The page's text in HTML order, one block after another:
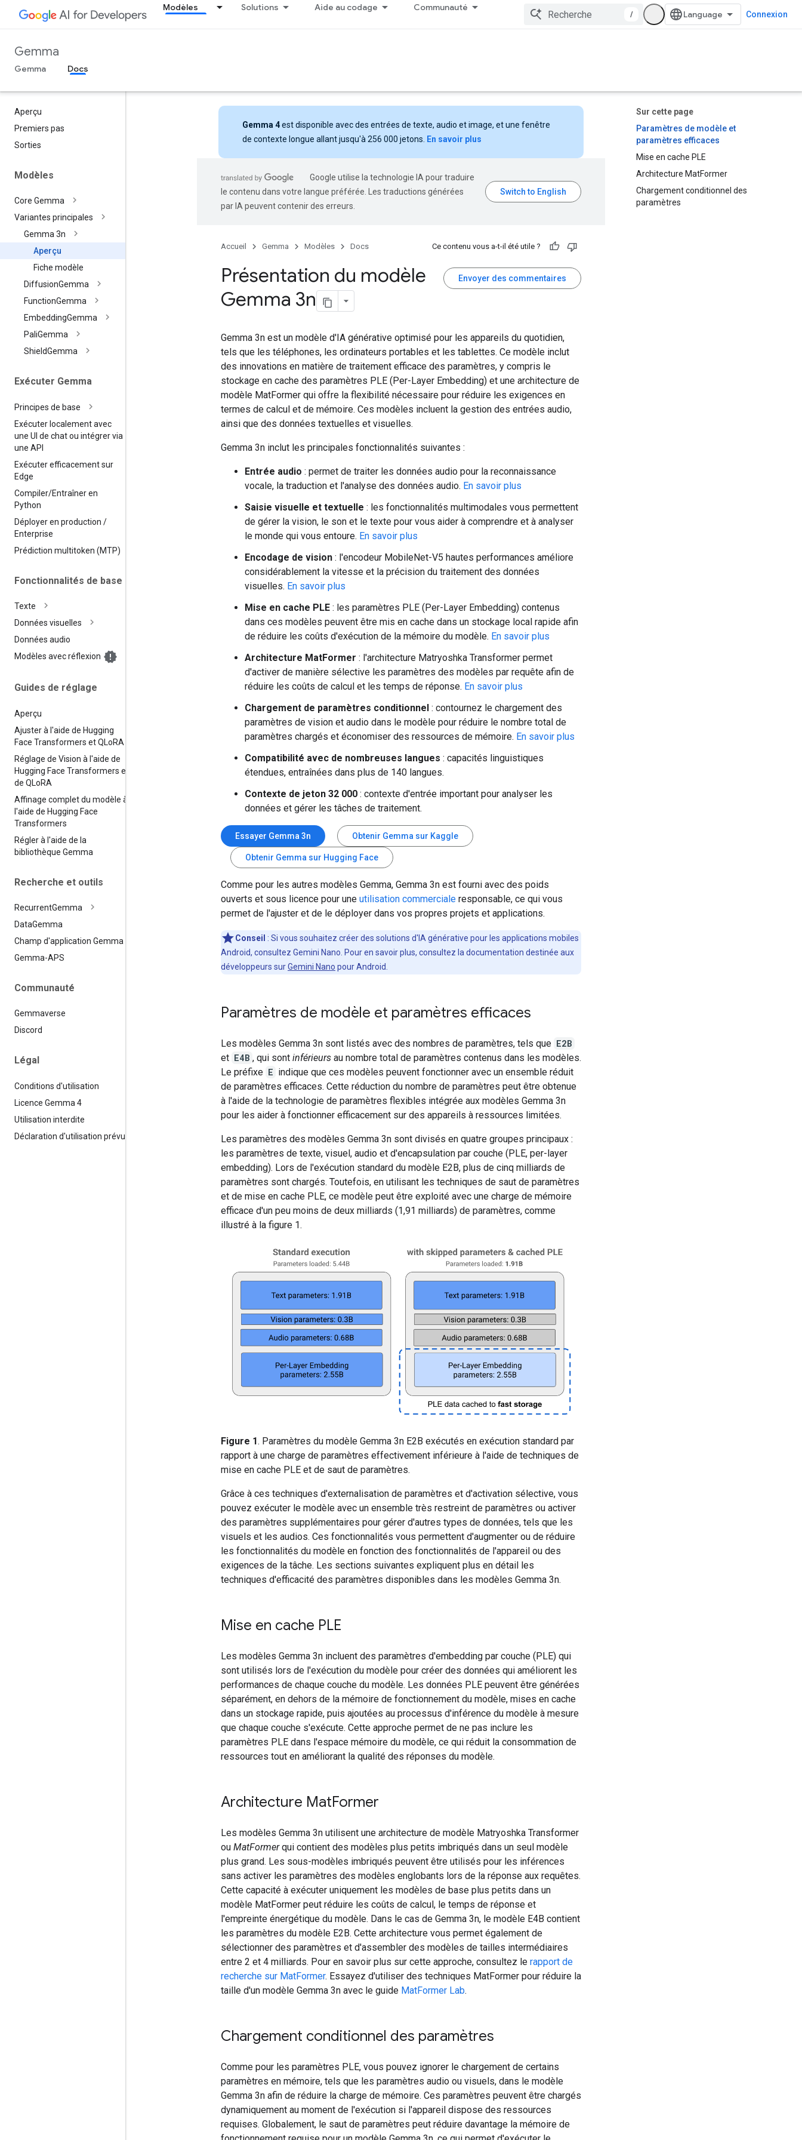
Modèles Solutions Aide au codage Communauté
/ Connexion
Gemma
Gemma Docs
Aperçu
Premiers pas
Sorties
Modèles
Core Gemma
Variantes principales
Gemma 3n
Aperçu
Fiche modèle
DiffusionGemma
FunctionGemma
EmbeddingGemma
PaliGemma
ShieldGemma
Exécuter Gemma
Principes de base
Exécuter localement avec
une UI de chat ou intégrer via
une API
Exécuter efficacement sur
Edge
Compiler/Entraîner en
Python
Déployer en production /
Enterprise
Prédiction multitoken (MTP)
Fonctionnalités de base
Texte
Données visuelles
Données audio
Modèles avec réflexion
Guides de réglage
Aperçu
Ajuster à l'aide de Hugging
Face Transformers et QLoRA
Réglage de Vision à l'aide de
Hugging Face Transformers et
de QLoRA
Affinage complet du modèle à
l'aide de Hugging Face
Transformers
Régler à l'aide de la
bibliothèque Gemma
Recherche et outils
RecurrentGemma
DataGemma
Champ d'application Gemma
Gemma-APS
Communauté
Gemmaverse
Discord
Légal
Conditions d'utilisation
Licence Gemma 4
Utilisation interdite
Déclaration d'utilisation prévue
Sur cette page
Paramètres de modèle et
paramètres efficaces
Mise en cache PLE
Architecture MatFormer
Chargement conditionnel des
paramètres
Gemma 4est disponible avec des entrées de texte, audio et image, et une fenêtre
de contexte longue allant jusqu'à 256 000 jetons.
En savoir plus
Google utilise la technologie IA pour traduire
le contenu dans votre langue préférée. Les traductions générées
par IA peuvent contenir des erreurs.
Accueil Gemma Modèles Docs Ce contenu vous a-t-il été utile ?
Envoyer des commentaires
Présentation du modèle
Gemma 3n
Gemma 3n est un modèle d'IA générative optimisé pour les appareils du quotidien,
tels que les téléphones, les ordinateurs portables et les tablettes. Ce modèle inclut
des innovations en matière de traitement efficace des paramètres, y compris le
stockage en cache des paramètres PLE (Per-Layer Embedding) et une architecture de
modèle MatFormer qui offre la flexibilité nécessaire pour réduire les exigences en
termes de calcul et de mémoire. Ces modèles incluent la gestion des entrées audio,
ainsi que des données textuelles et visuelles.
Gemma 3n inclut les principales fonctionnalités suivantes :
Entrée audio : permet de traiter les données audio pour la reconnaissance
vocale, la traduction et l'analyse des données audio. En savoir plus
Saisie visuelle et textuelle : les fonctionnalités multimodales vous permettent
de gérer la vision, le son et le texte pour vous aider à comprendre et à analyser
le monde qui vous entoure. En savoir plus
Encodage de vision : l'encodeur MobileNet-V5 hautes performances améliore
considérablement la vitesse et la précision du traitement des données
visuelles. En savoir plus
Mise en cache PLE : les paramètres PLE (Per-Layer Embedding) contenus
dans ces modèles peuvent être mis en cache dans un stockage local rapide afin
de réduire les coûts d'exécution de la mémoire du modèle. En savoir plus
Architecture MatFormer : l'architecture Matryoshka Transformer permet
d'activer de manière sélective les paramètres des modèles par requête afin de
réduire les coûts de calcul et les temps de réponse. En savoir plus
Chargement de paramètres conditionnel : contournez le chargement des
paramètres de vision et audio dans le modèle pour réduire le nombre total de
paramètres chargés et économiser des ressources de mémoire. En savoir plus
Compatibilité avec de nombreuses langues : capacités linguistiques
étendues, entraînées dans plus de 140 langues.
Contexte de jeton 32 000 : contexte d'entrée important pour analyser les
données et gérer les tâches de traitement.
Essayer Gemma 3n Obtenir Gemma sur Kaggle
Obtenir Gemma sur Hugging Face
Comme pour les autres modèles Gemma, Gemma 3n est fourni avec des poids
ouverts et sous licence pour une utilisation commerciale responsable, ce qui vous
permet de l'ajuster et de le déployer dans vos propres projets et applications.
Conseil : Si vous souhaitez créer des solutions d'IA générative pour les applications mobiles
Android, consultez Gemini Nano. Pour en savoir plus, consultez la documentation destinée aux
développeurs surGemini Nano pour Android.
Paramètres de modèle et paramètres efficaces
Les modèles Gemma 3n sont listés avec des nombres de paramètres, tels que E2B
et E4B , qui sont inférieurs au nombre total de paramètres contenus dans les modèles.
Le préfixe E indique que ces modèles peuvent fonctionner avec un ensemble réduit
de paramètres efficaces. Cette réduction du nombre de paramètres peut être obtenue
à l'aide de la technologie de paramètres flexibles intégrée aux modèles Gemma 3n
pour les aider à fonctionner efficacement sur des appareils à ressources limitées.
Les paramètres des modèles Gemma 3n sont divisés en quatre groupes principaux :
les paramètres de texte, visuel, audio et d'encapsulation par couche (PLE, per-layer
embedding). Lors de l'exécution standard du modèle E2B, plus de cinq milliards de
paramètres sont chargés. Toutefois, en utilisant les techniques de saut de paramètres
et de mise en cache PLE, ce modèle peut être exploité avec une charge de mémoire
efficace d'un peu moins de deux milliards (1,91 milliards) de paramètres, comme
illustré à la figure 1.
Figure 1. Paramètres du modèle Gemma 3n E2B exécutés en exécution standard par
rapport à une charge de paramètres effectivement inférieure à l'aide de techniques de
mise en cache PLE et de saut de paramètres.
Grâce à ces techniques d'externalisation de paramètres et d'activation sélective, vous
pouvez exécuter le modèle avec un ensemble très restreint de paramètres ou activer
des paramètres supplémentaires pour gérer d'autres types de données, tels que les
visuels et les audios. Ces fonctionnalités vous permettent d'augmenter ou de réduire
les fonctionnalités du modèle en fonction des fonctionnalités de l'appareil ou des
exigences de la tâche. Les sections suivantes expliquent plus en détail les
techniques d'efficacité des paramètres disponibles dans les modèles Gemma 3n.
Mise en cache PLE
Les modèles Gemma 3n incluent des paramètres d'embedding par couche (PLE) qui
sont utilisés lors de l'exécution du modèle pour créer des données qui améliorent les
performances de chaque couche du modèle. Les données PLE peuvent être générées
séparément, en dehors de la mémoire de fonctionnement du modèle, mises en cache
dans un stockage rapide, puis ajoutées au processus d'inférence du modèle à mesure
que chaque couche s'exécute. Cette approche permet de ne pas inclure les
paramètres PLE dans l'espace mémoire du modèle, ce qui réduit la consommation de
ressources tout en améliorant la qualité des réponses du modèle.
Architecture MatFormer
Les modèles Gemma 3n utilisent une architecture de modèle Matryoshka Transformer
ou MatFormerqui contient des modèles plus petits imbriqués dans un seul modèle
plus grand. Les sous-modèles imbriqués peuvent être utilisés pour les inférences
sans activer les paramètres des modèles englobants lors de la réponse aux requêtes.
Cette capacité à exécuter uniquement les modèles de base plus petits dans un
modèle MatFormer peut réduire les coûts de calcul, le temps de réponse et
l'empreinte énergétique du modèle. Dans le cas de Gemma 3n, le modèle E4B contient
les paramètres du modèle E2B. Cette architecture vous permet également de
sélectionner des paramètres et d'assembler des modèles de tailles intermédiaires
entre 2 et 4 milliards. Pour en savoir plus sur cette approche, consultez le rapport de
recherche sur MatFormer. Essayez d'utiliser des techniques MatFormer pour réduire la
taille d'un modèle Gemma 3n avec le guide MatFormer Lab.
Chargement conditionnel des paramètres
Comme pour les paramètres PLE, vous pouvez ignorer le chargement de certains
paramètres en mémoire, tels que les paramètres audio ou visuels, dans le modèle
Gemma 3n afin de réduire la charge de mémoire. Ces paramètres peuvent être chargés
dynamiquement au moment de l'exécution si l'appareil dispose des ressources
requises. Globalement, le saut de paramètres peut réduire davantage la mémoire de